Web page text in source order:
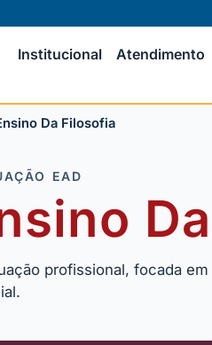
Institucional Atendimento
Da Filosofia
EAD
profissional, focada